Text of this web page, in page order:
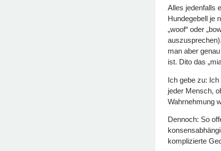
Alles jedenfalls
Hundegebell je
„woof“ oder
man aber
ist. Dito das
Ich gebe zu:
jeder Mensch,
Wahrnehmung
Dennoch: So
komplizierte